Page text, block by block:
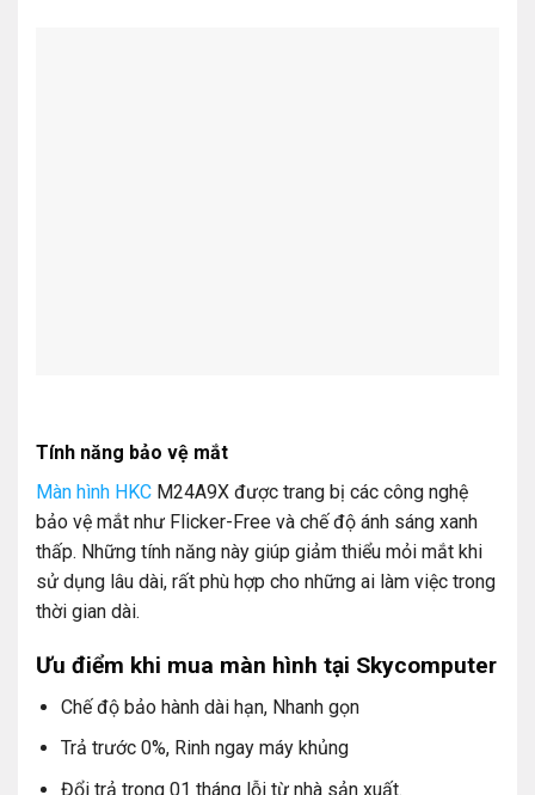
Tính năng bảo vệ mắt
Màn hình HKC M24A9X được trang bị các công nghệ
bảo vệ mắt như Flicker-Free và chế độ ánh sáng xanh
thấp. Những tính năng này giúp giảm thiểu mỏi mắt khi
sử dụng lâu dài, rất phù hợp cho những ai làm việc trong
thời gian dài.
Ưu điểm khi mua màn hình tại Skycomputer
Chế độ bảo hành dài hạn, Nhanh gọn
Trả trước 0%, Rinh ngay máy khủng
Đổi trả trong 01 tháng lỗi từ nhà sản xuất.